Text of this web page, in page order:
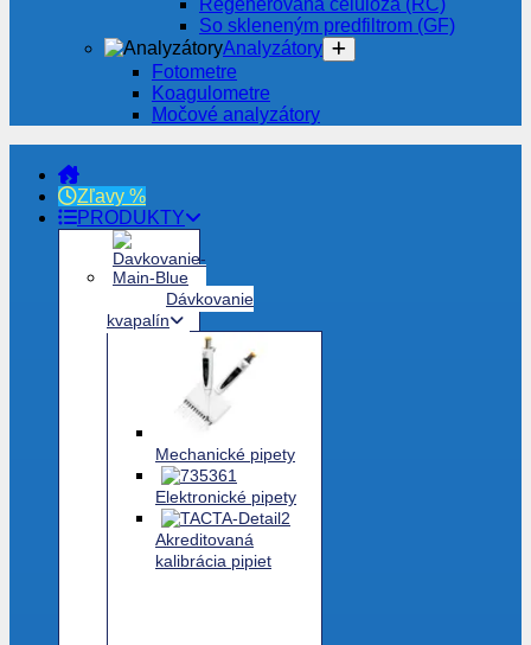
Regenerovaná celulóza (RC)
So skleneným predfiltrom (GF)
Analyzátory
Fotometre
Koagulometre
Močové analyzátory
Zľavy %
PRODUKTY
Dávkovanie
kvapalín
Mechanické pipety
Elektronické pipety
Akreditovaná
kalibrácia pipiet